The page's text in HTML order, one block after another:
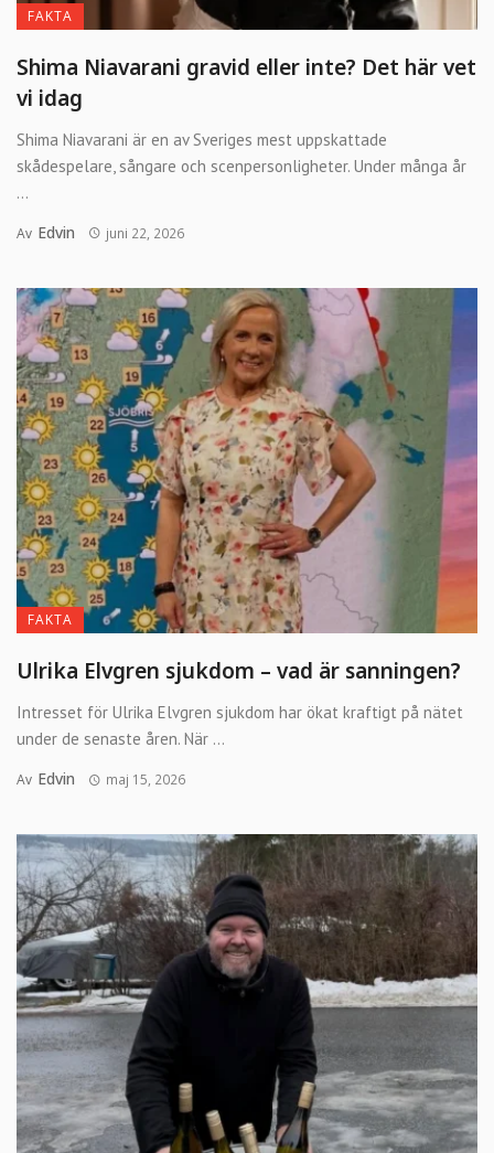
FAKTA
Shima Niavarani gravid eller inte? Det här vet
vi idag
Shima Niavarani är en av Sveriges mest uppskattade
skådespelare, sångare och scenpersonligheter. Under många år
...
Av Edvin juni 22, 2026
FAKTA
Ulrika Elvgren sjukdom – vad är sanningen?
Intresset för Ulrika Elvgren sjukdom har ökat kraftigt på nätet
under de senaste åren. När ...
Av Edvin maj 15, 2026